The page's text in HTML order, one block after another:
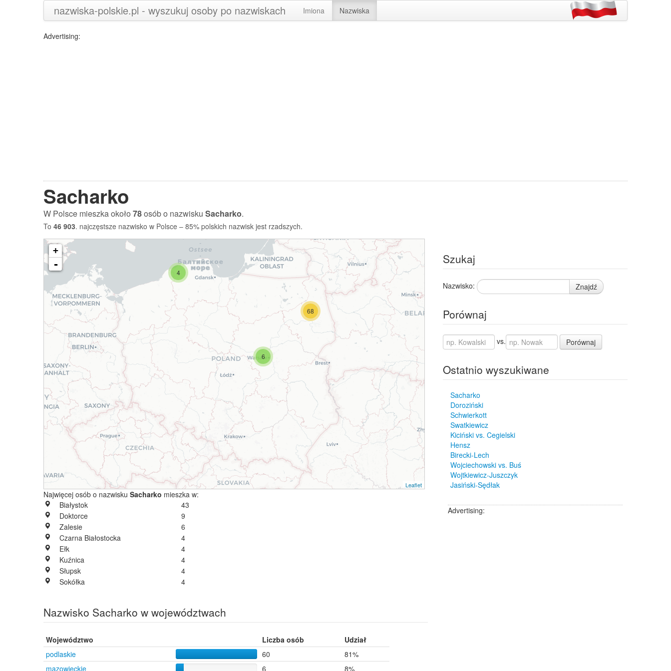
nazwiska-polskie.pl - wyszukuj osoby po nazwiskach Imiona Nazwiska
Advertising:
Sacharko
W Polsce mieszka około78osób o nazwisku Sacharko.
To 46 903. najczęstsze nazwisko w Polsce – 85% polskich nazwisk jest rzadszych.
4
6
68
+
-
Leaflet
Najwięcej osób o nazwisku Sacharko mieszka w:
Białystok
43
Doktorce
9
Zalesie
6
Czarna Białostocka
4
Ełk
4
Kuźnica
4
Słupsk
4
Sokółka
4
Nazwisko Sacharko w województwach
Województwo Liczba osób
Udział
podlaskie
60
81%
mazowieckie
6 8%
Szukaj
Nazwisko: Znajdź
Porównaj
vs. Porównaj
Ostatnio wyszukiwane
Sacharko
Doroziński
Schwierkott
Swatkiewicz
Kiciński vs. Cegielski
Hensz
Birecki-Lech
Wojciechowski vs. Buś
Wojtkiewicz-Juszczyk
Jasiński-Sędłak
Advertising: